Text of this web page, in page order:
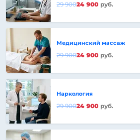
29 90024 900 руб.
Медицинский массаж
29 90024 900 руб.
Наркология
29 90024 900 руб.